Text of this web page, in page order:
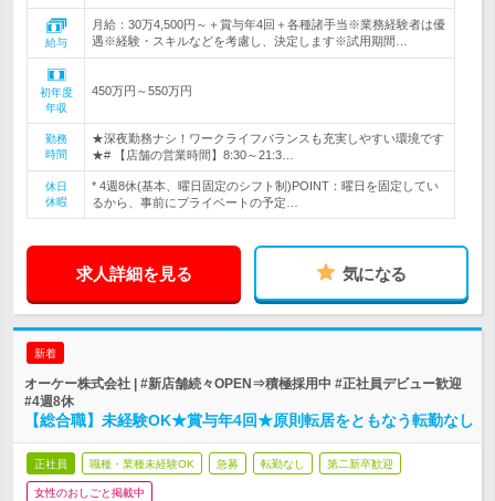
給与
月給：30万4,500円～＋賞与年4回＋各種諸手当※業務経験者は優
遇※経験・スキルなどを考慮し、決定します※試用期間…
初年度
年収
450万円～550万円
勤務
時間
★深夜勤務ナシ！ワークライフバランスも充実しやすい環境です
★# 【店舗の営業時間】8:30～21:3…
休日
休暇
* 4週8休(基本、曜日固定のシフト制)POINT：曜日を固定してい
るから、事前にプライベートの予定…
求人詳細を見る 気になる
新着
オーケー株式会社 | #新店舗続々OPEN⇒積極採用中 #正社員デビュー歓迎
#4週8休
【総合職】未経験OK★賞与年4回★原則転居をともなう転勤なし
正社員 職種・業種未経験OK 急募 転勤なし 第二新卒歓迎
女性のおしごと掲載中